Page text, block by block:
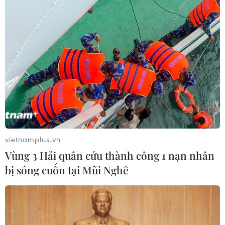
04/08/2026 14:10
Mỹ ghi nhận ca tử vong đầu tiên
trong mùa dịch cyclosporiasis
04/08/2026 07:11
Phát hiện mới về quá trình lão hóa
của con người
02/08/2026 13:31
Sâm Ngọc Linh: Báu vật trong tay,
bao giờ "hóa rồng"?
vietnamplus.vn
Vùng 3 Hải quân cứu thành công 1 nạn nhân
bị sóng cuốn tại Mũi Nghê